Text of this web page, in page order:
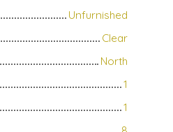
Unfurnished
Clear
North
1
1